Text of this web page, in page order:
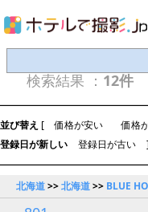
検索結果 ： 12件
並び替え [ 価格が安い 価格
登録日が新しい
登録日が古い ]
北海道>>北海道>> BLUE